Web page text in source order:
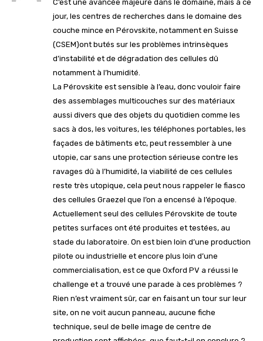
C’est une avancée majeure dans le domaine, mais à ce
jour, les centres de recherches dans le domaine des
couche mince en Pérovskite, notamment en Suisse
(CSEM)ont butés sur les problèmes intrinsèques
d’instabilité et de dégradation des cellules dû
notamment à l’humidité.
La Pérovskite est sensible à l’eau, donc vouloir faire
des assemblages multicouches sur des matériaux
aussi divers que des objets du quotidien comme les
sacs à dos, les voitures, les téléphones portables, les
façades de bâtiments etc, peut ressembler à une
utopie, car sans une protection sérieuse contre les
ravages dû à l’humidité, la viabilité de ces cellules
reste très utopique, cela peut nous rappeler le fiasco
des cellules Graezel que l’on a encensé à l’époque.
Actuellement seul des cellules Pérovskite de toute
petites surfaces ont été produites et testées, au
stade du laboratoire. On est bien loin d’une production
pilote ou industrielle et encore plus loin d’une
commercialisation, est ce que Oxford PV a réussi le
challenge et a trouvé une parade à ces problèmes ?
Rien n’est vraiment sûr, car en faisant un tour sur leur
site, on ne voit aucun panneau, aucune fiche
technique, seul de belle image de centre de